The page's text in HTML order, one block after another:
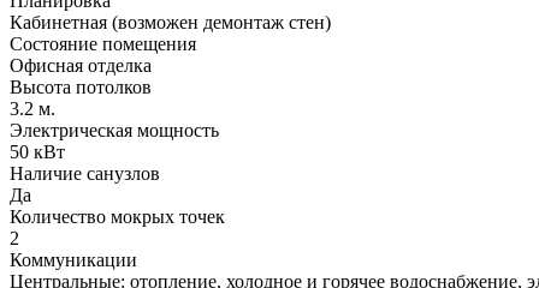
Кабинетная (возможен демонтаж стен)
Состояние помещения
Офисная отделка
Высота потолков
3.2 м.
Электрическая мощность
50 кВт
Наличие санузлов
Да
Количество мокрых точек
2
Коммуникации
Центральные: отопление, холодное и горячее водоснабжение,